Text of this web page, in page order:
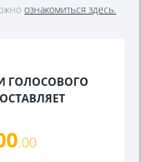
ознакомиться здесь.
ГОЛОСОВОГО
.00